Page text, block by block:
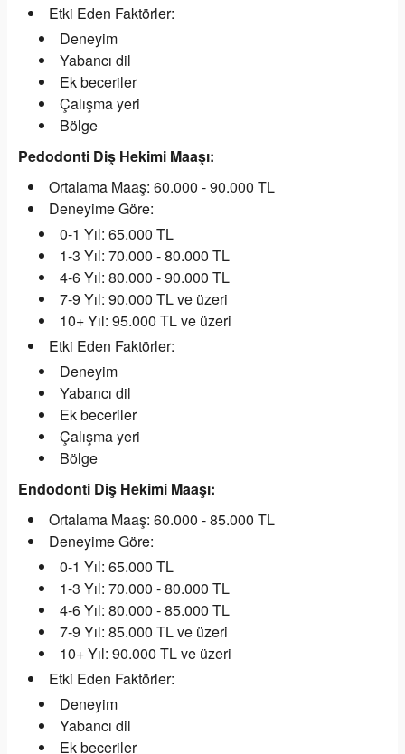
Etki Eden Faktörler:
Deneyim
Yabancı dil
Ek beceriler
Çalışma yeri
Bölge
Pedodonti Diş Hekimi Maaşı:
Ortalama Maaş: 60.000 - 90.000 TL
Deneyime Göre:
0-1 Yıl: 65.000 TL
1-3 Yıl: 70.000 - 80.000 TL
4-6 Yıl: 80.000 - 90.000 TL
7-9 Yıl: 90.000 TL ve üzeri
10+ Yıl: 95.000 TL ve üzeri
Etki Eden Faktörler:
Deneyim
Yabancı dil
Ek beceriler
Çalışma yeri
Bölge
Endodonti Diş Hekimi Maaşı:
Ortalama Maaş: 60.000 - 85.000 TL
Deneyime Göre:
0-1 Yıl: 65.000 TL
1-3 Yıl: 70.000 - 80.000 TL
4-6 Yıl: 80.000 - 85.000 TL
7-9 Yıl: 85.000 TL ve üzeri
10+ Yıl: 90.000 TL ve üzeri
Etki Eden Faktörler:
Deneyim
Yabancı dil
Ek beceriler